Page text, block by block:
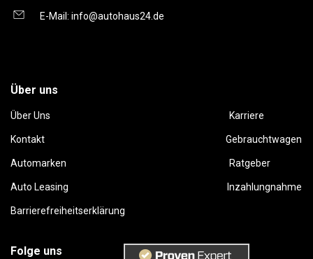
E-Mail: info@autohaus24.de
Über uns
Über Uns Karriere
Kontakt Gebrauchtwagen
Automarken Ratgeber
Auto Leasing Inzahlungnahme
Barrierefreiheitserklärung
Folge uns